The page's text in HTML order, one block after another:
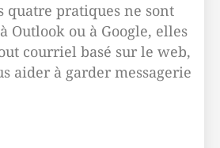
quatre pratiques ne sont
Outlook ou à Google, elles
courriel basé sur le web,
aider à garder messagerie